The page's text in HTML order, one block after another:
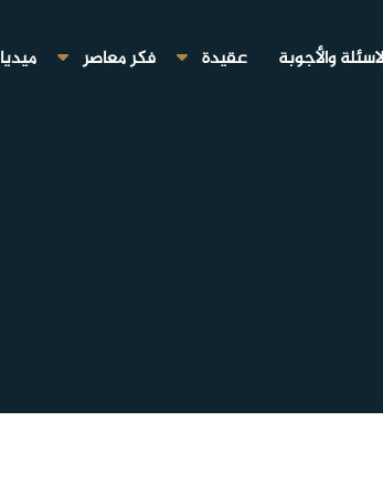
والأجوبة عقيدة فكر معاصر ميديا